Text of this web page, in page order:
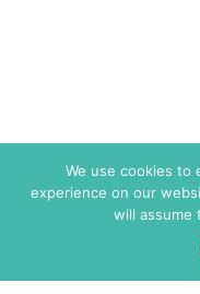
We use cookies to
experience on our
will assume